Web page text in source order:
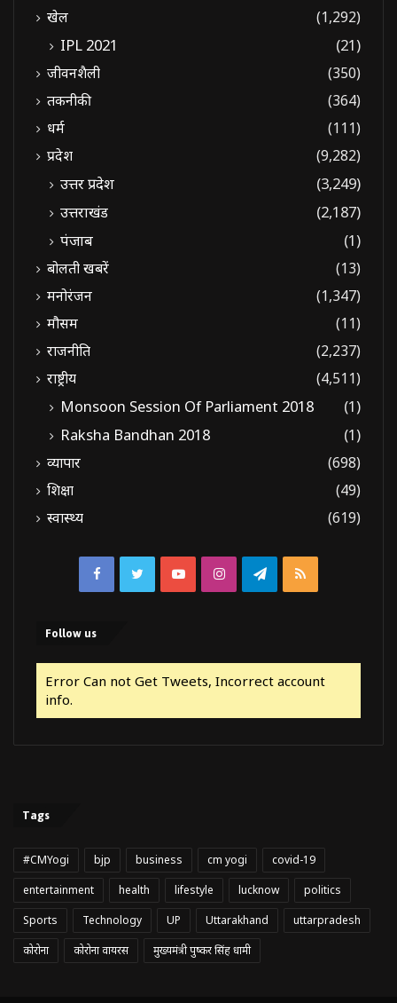
खेल
(1,292)
IPL 2021 (21)
जीवनशैली
(350)
तकनीकी
(364)
धर्म
(111)
प्रदेश
(9,282)
उत्तर प्रदेश
(3,249)
उत्तराखंड
(2,187)
पंजाब
(1)
बोलती खबरें
(13)
मनोरंजन
(1,347)
मौसम
(11)
राजनीति
(2,237)
राष्ट्रीय
(4,511)
Monsoon Session Of Parliament 2018
(1)
Raksha Bandhan 2018
(1)
व्यापार
(698)
शिक्षा
(49)
स्वास्थ्य
(619)
FacebookTwitterYouTubeInstagramTelegram
RSS
Follow us
Error Can not Get Tweets, Incorrect account
info.
Tags
#CMYogi bjp business cm yogi
covid-19
entertainment
health lifestyle lucknow
politics
Sports
Technology UP Uttarakhand
uttarpradesh
कोरोना
कोरोना वायरस मुख्यमंत्री पुष्कर सिंह धामी